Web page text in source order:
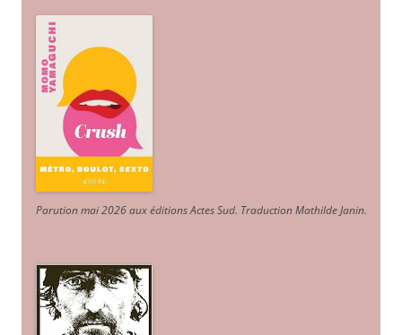
Parution mai 2026 aux éditions Actes Sud. Traduction Mathilde Janin.